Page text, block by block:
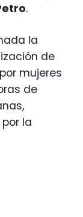
.
la
de
mujeres
de
la